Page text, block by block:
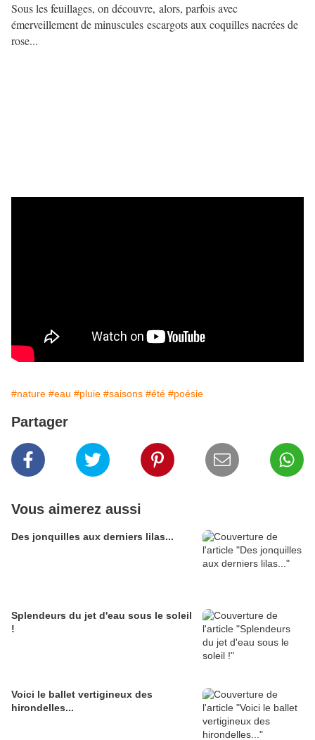
Sous les feuillages, on découvre, alors, parfois avec
émerveillement de minuscules escargots aux coquilles nacrées de
rose...
#nature #eau #pluie #saisons #été #poésie
Partager
Vous aimerez aussi
Des jonquilles aux derniers lilas...
Splendeurs du jet d'eau sous le soleil
!
Voici le ballet vertigineux des
hirondelles...